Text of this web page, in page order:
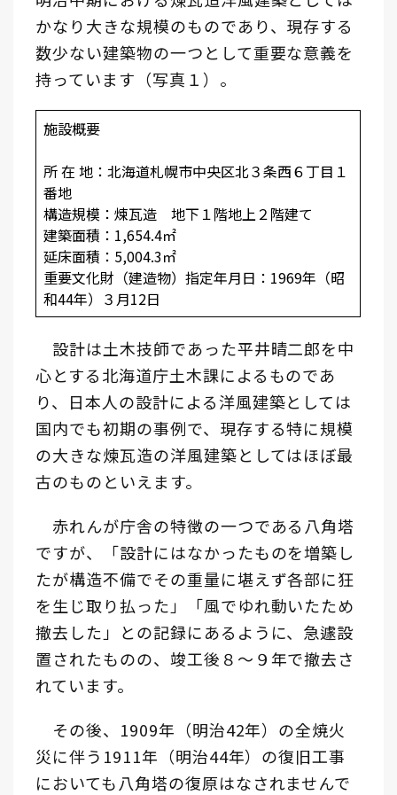
かなり大きな規模のものであり、現存する
数少ない建築物の一つとして重要な意義を
持っています（写真１）。
施設概要
所 在 地：北海道札幌市中央区北３条西６丁目１
番地
構造規模：煉瓦造 地下１階地上２階建て
建築面積：1,654.4㎡
延床面積：5,004.3㎡
重要文化財（建造物）指定年月日：1969年（昭
和44年）３月12日
設計は土木技師であった平井晴二郎を中
心とする北海道庁土木課によるものであ
り、日本人の設計による洋風建築としては
国内でも初期の事例で、現存する特に規模
の大きな煉瓦造の洋風建築としてはほぼ最
古のものといえます。
赤れんが庁舎の特徴の一つである八角塔
ですが、「設計にはなかったものを増築し
たが構造不備でその重量に堪えず各部に狂
を生じ取り払った」「風でゆれ動いたため
撤去した」との記録にあるように、急遽設
置されたものの、竣工後８～９年で撤去さ
れています。
その後、1909年（明治42年）の全焼火
災に伴う1911年（明治44年）の復旧工事
においても八角塔の復原はなされませんで